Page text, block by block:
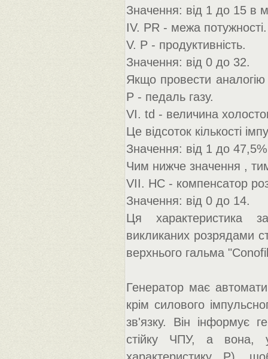
Значення: від 1 до 15 в
IV. PR - межа
V. P - продуктивність.
Значення: від 0 до 32.
Якщо провести
P - педаль газу.
VI. td - величина
Це відсоток кількості
Значення: від 1 до 47,5%
Чим нижче значення ,
VII. HC - компенсатор
Значення: від 0 до 14.
Ця характеристика
викликаних розрядами
верхнього гальма
Генератор має
крім силового
зв'язку. Він інформує
стійку ЧПУ, а вона, у